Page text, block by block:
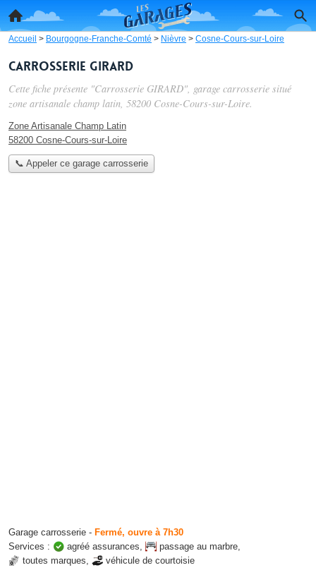
Accueil > Bourgogne-Franche-Comté > Nièvre > Cosne-Cours-sur-Loire
Carrosserie GIRARD
Cette fiche présente "Carrosserie GIRARD", garage carrosserie situé
zone artisanale champ latin, 58200 Cosne-Cours-sur-Loire.
Zone Artisanale Champ Latin
58200 Cosne-Cours-sur-Loire
📞 Appeler ce garage carrosserie
Garage carrosserie - Fermé, ouvre à 7h30
Services :
agréé assurances, passage au marbre,
toutes marques,
véhicule de courtoisie